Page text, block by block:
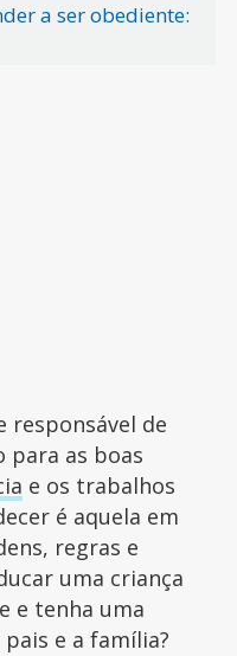
a ser obediente:
responsável de
para as boas
e os trabalhos
é aquela em
regras e
uma criança
e tenha uma
e a família?